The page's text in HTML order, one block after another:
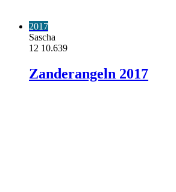
2017
Sascha
12 10.639
Zanderangeln 2017